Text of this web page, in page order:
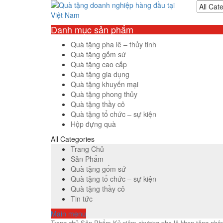
Danh mục sản phẩm
Quà tặng pha lê – thủy tinh
Quà tặng gốm sứ
Quà tặng cao cấp
Quà tặng gia dụng
Quà tặng khuyến mại
Quà tặng phong thủy
Quà tặng thầy cô
Quà tặng tổ chức – sự kiện
Hộp đựng quà
All Categories
Trang Chủ
Sản Phẩm
Quà tặng gốm sứ
Quà tặng tổ chức – sự kiện
Quà tặng thầy cô
Tin tức
Main menu